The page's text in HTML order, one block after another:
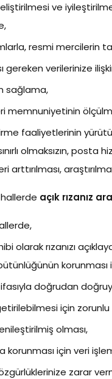
ve
resmi mercilerin
gereken verilerinize
sağlama,
memnuniyetinin
faaliyetlerinin
olmaksızın, posta
açık rızanız
olarak rızanızı
doğrudan
için zorunlu
olması,
korunması için veri
zarar